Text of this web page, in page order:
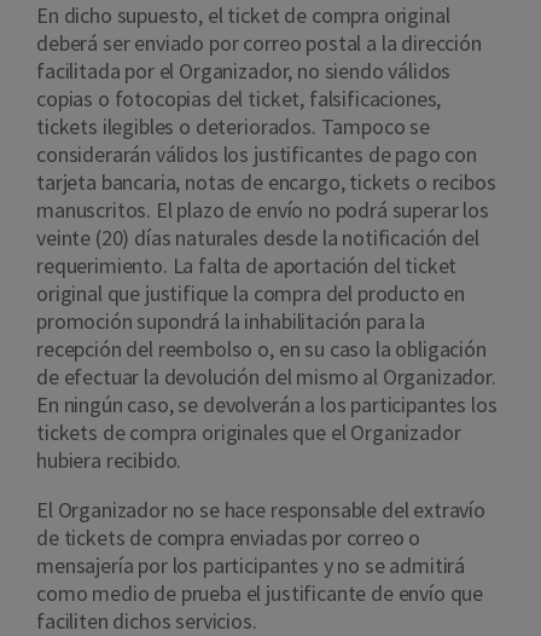
En dicho supuesto, el ticket de compra original
deberá ser enviado por correo postal a la dirección
facilitada por el Organizador, no siendo válidos
copias o fotocopias del ticket, falsificaciones,
tickets ilegibles o deteriorados. Tampoco se
considerarán válidos los justificantes de pago con
tarjeta bancaria, notas de encargo, tickets o recibos
manuscritos. El plazo de envío no podrá superar los
veinte (20) días naturales desde la notificación del
requerimiento. La falta de aportación del ticket
original que justifique la compra del producto en
promoción supondrá la inhabilitación para la
recepción del reembolso o, en su caso la obligación
de efectuar la devolución del mismo al Organizador.
En ningún caso, se devolverán a los participantes los
tickets de compra originales que el Organizador
hubiera recibido.
El Organizador no se hace responsable del extravío
de tickets de compra enviadas por correo o
mensajería por los participantes y no se admitirá
como medio de prueba el justificante de envío que
faciliten dichos servicios.